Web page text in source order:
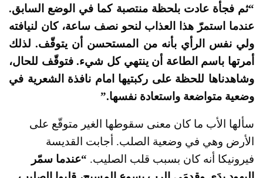
“ثم فجأة عادت بلحظة منتصبة كما في الوضع السابق.
عندما استمرّ هذا العذاب لنحو نصف ساعة، كان لنيافته
ولي نفس الرأي بأنه من المستحسن أن يتوقّف. لذلك
أمرتها باسم الطاعة أن ينتهي كل شيء. فتوقّف للحال،
وشاهدناها للحظة على ركبتيها امام نافذة الشعرية في
وضعية متواضعة واستعادة نفسها.”
سألها الأب ما كان معنى سقوطها الغير متوقّع على
الأرض وهي في وضعية الصلب. أجابت القديسة
فيرونيكا أنه كان بسبب قلب الصليب. “عندما سمّر